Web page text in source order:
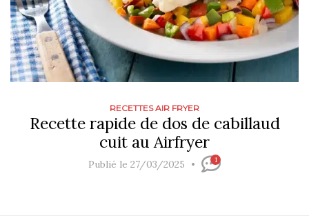
RECETTES AIR FRYER
Recette rapide de dos de cabillaud
cuit au Airfryer
Publié le 27/03/2025 1